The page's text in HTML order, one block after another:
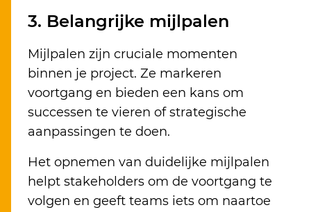
3. Belangrijke mijlpalen
Mijlpalen zijn cruciale momenten
binnen je project. Ze markeren
voortgang en bieden een kans om
successen te vieren of strategische
aanpassingen te doen.
Het opnemen van duidelijke mijlpalen
helpt stakeholders om de voortgang te
volgen en geeft teams iets om naartoe